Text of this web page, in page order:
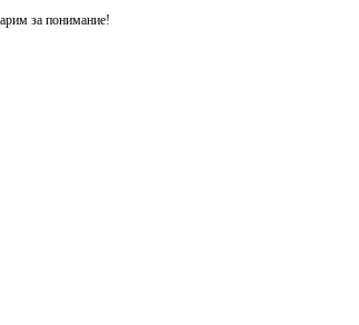
за понимание!